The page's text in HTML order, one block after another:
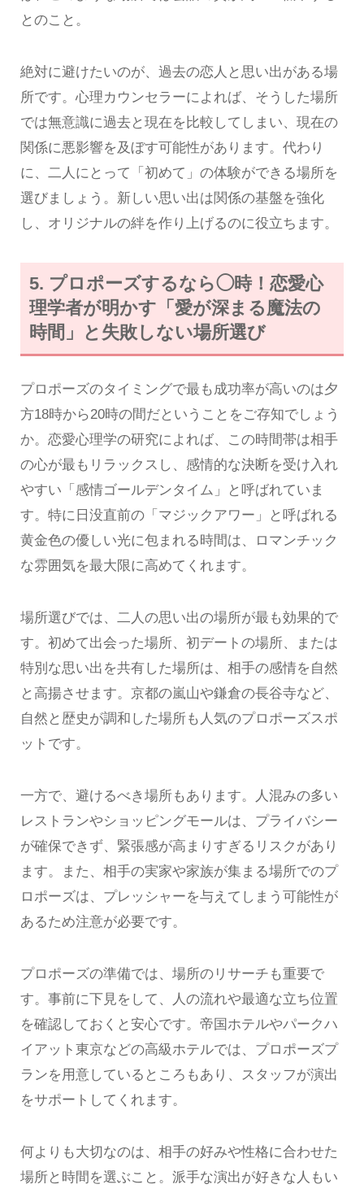
とのこと。
絶対に避けたいのが、過去の恋人と思い出がある場
所です。心理カウンセラーによれば、そうした場所
では無意識に過去と現在を比較してしまい、現在の
関係に悪影響を及ぼす可能性があります。代わり
に、二人にとって「初めて」の体験ができる場所を
選びましょう。新しい思い出は関係の基盤を強化
し、オリジナルの絆を作り上げるのに役立ちます。
5. プロポーズするなら◯時！恋愛心
理学者が明かす「愛が深まる魔法の
時間」と失敗しない場所選び
プロポーズのタイミングで最も成功率が高いのは夕
方18時から20時の間だということをご存知でしょう
か。恋愛心理学の研究によれば、この時間帯は相手
の心が最もリラックスし、感情的な決断を受け入れ
やすい「感情ゴールデンタイム」と呼ばれていま
す。特に日没直前の「マジックアワー」と呼ばれる
黄金色の優しい光に包まれる時間は、ロマンチック
な雰囲気を最大限に高めてくれます。
場所選びでは、二人の思い出の場所が最も効果的で
す。初めて出会った場所、初デートの場所、または
特別な思い出を共有した場所は、相手の感情を自然
と高揚させます。京都の嵐山や鎌倉の長谷寺など、
自然と歴史が調和した場所も人気のプロポーズスポ
ットです。
一方で、避けるべき場所もあります。人混みの多い
レストランやショッピングモールは、プライバシー
が確保できず、緊張感が高まりすぎるリスクがあり
ます。また、相手の実家や家族が集まる場所でのプ
ロポーズは、プレッシャーを与えてしまう可能性が
あるため注意が必要です。
プロポーズの準備では、場所のリサーチも重要で
す。事前に下見をして、人の流れや最適な立ち位置
を確認しておくと安心です。帝国ホテルやパークハ
イアット東京などの高級ホテルでは、プロポーズプ
ランを用意しているところもあり、スタッフが演出
をサポートしてくれます。
何よりも大切なのは、相手の好みや性格に合わせた
場所と時間を選ぶこと。派手な演出が好きな人もい